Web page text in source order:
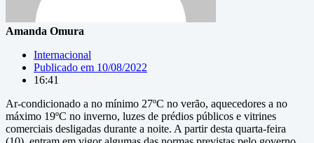
Amanda Omura
Internacional
Publicado em 10/08/2022
16:41
Ar-condicionado a no mínimo 27ºC no verão, aquecedores a no
máximo 19ºC no inverno, luzes de prédios públicos e vitrines
comerciais desligadas durante a noite. A partir desta quarta-feira